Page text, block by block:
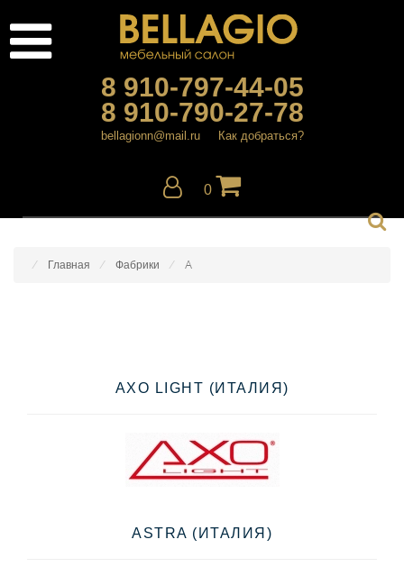
8 910-797-44-05
8 910-790-27-78
bellagionn@mail.ru Как добраться?
0
Главная Фабрики A
AXO LIGHT (ИТАЛИЯ)
ASTRA (ИТАЛИЯ)